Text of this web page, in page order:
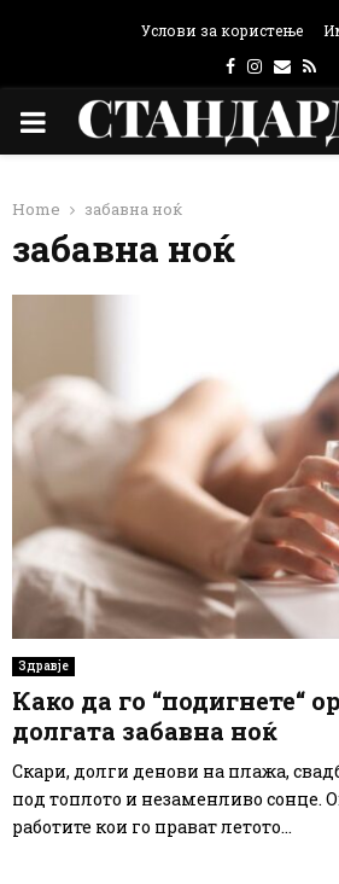
Услови за користење
Facebook
Instagram
Email
Rss
PRIMARY
Home забавна ноќ
забавна ноќ
Здравје
Како да го “подигнете“
долгата забавна ноќ
Скари, долги денови на плажа,
под топлото и незаменливо сонце.
работите кои го прават летото...